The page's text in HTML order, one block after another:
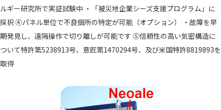
ルギー研究所で実証試験中 ・「被災地企業シーズ支援プログラム」に
採択 ④パネル単位で不良個所の特定が可能（オプション） ・故障を早
期発見し、遠隔操作で切り離しが可能です ⑤信頼性の高い気密構造に
ついて特許第5238913号、意匠第1470294号、及び米国特許8819893を
取得